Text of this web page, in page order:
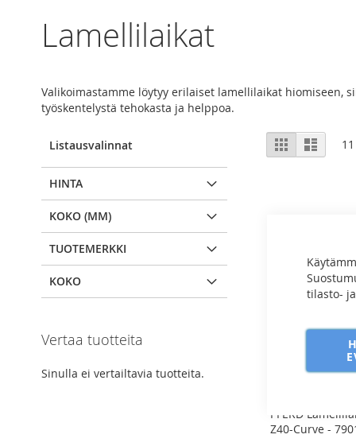
tilasto-
Lamellilaikat
Valikoimastamme löytyy erilaiset lamellilaikat hiomiseen,
työskentelystä tehokasta ja helppoa.
View
as
Ruudukko 11
PFERD
Z40-Curve -
Listausvalinnat
HINTA
KOKO (MM)
TUOTEMERKKI
KOKO
Vertaa tuotteita
Sinulla ei vertailtavia tuotteita.